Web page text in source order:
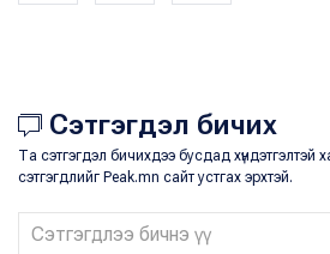
Сэтгэгдэл бичих
Та сэтгэгдэл бичихдээ бусдад хүндэтгэлтэй
сэтгэгдлийг Peak.mn сайт устгах эрхтэй.